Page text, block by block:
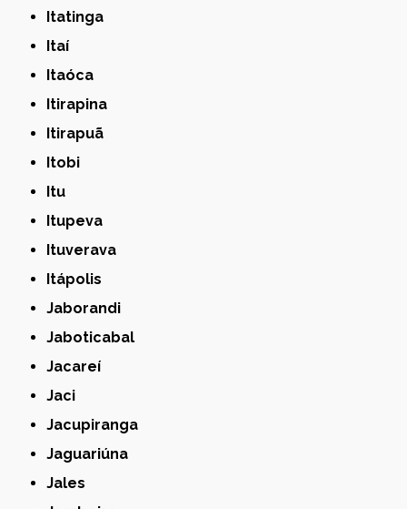
Itatinga
Itaí
Itaóca
Itirapina
Itirapuã
Itobi
Itu
Itupeva
Ituverava
Itápolis
Jaborandi
Jaboticabal
Jacareí
Jaci
Jacupiranga
Jaguariúna
Jales